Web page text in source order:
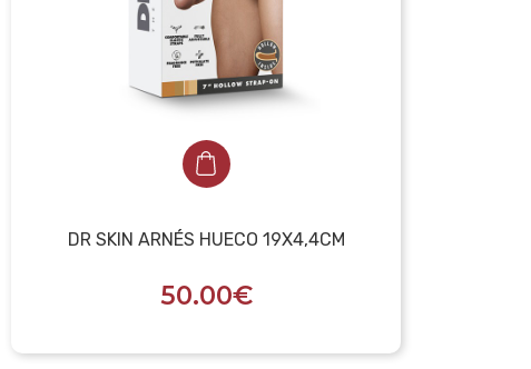
DR SKIN ARNÉS HUECO 19X4,4CM
50.00€